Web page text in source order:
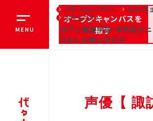
大学・社会人の方へ 高校3年
留学生の方へ
代アニ概要学部・学科紹介
Q&A・お問い合わせ
オープンキャンパスを
探す
大学・社会人
声優【 諏